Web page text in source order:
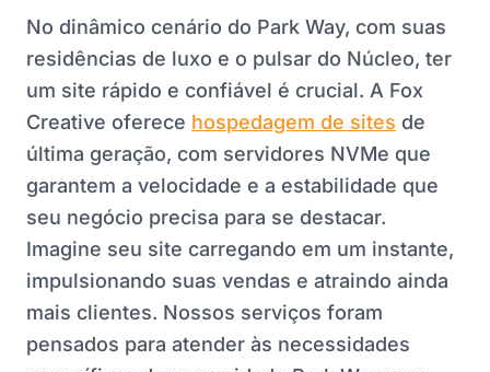
No dinâmico cenário do Park Way, com suas
residências de luxo e o pulsar do Núcleo, ter
um site rápido e confiável é crucial. A Fox
Creative oferece hospedagem de sites de
última geração, com servidores NVMe que
garantem a velocidade e a estabilidade que
seu negócio precisa para se destacar.
Imagine seu site carregando em um instante,
impulsionando suas vendas e atraindo ainda
mais clientes. Nossos serviços foram
pensados para atender às necessidades